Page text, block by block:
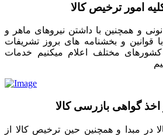
امور ترخیص کالا
و همچنین با داشتن نیروهای ماهر و
قوانین و بخشنامه های بروز تشریفات
مختلف اعلام میکنیم خدمات
گواهی بازرسی کالا
در مبدا و همچنین حین ترخیص کالا از